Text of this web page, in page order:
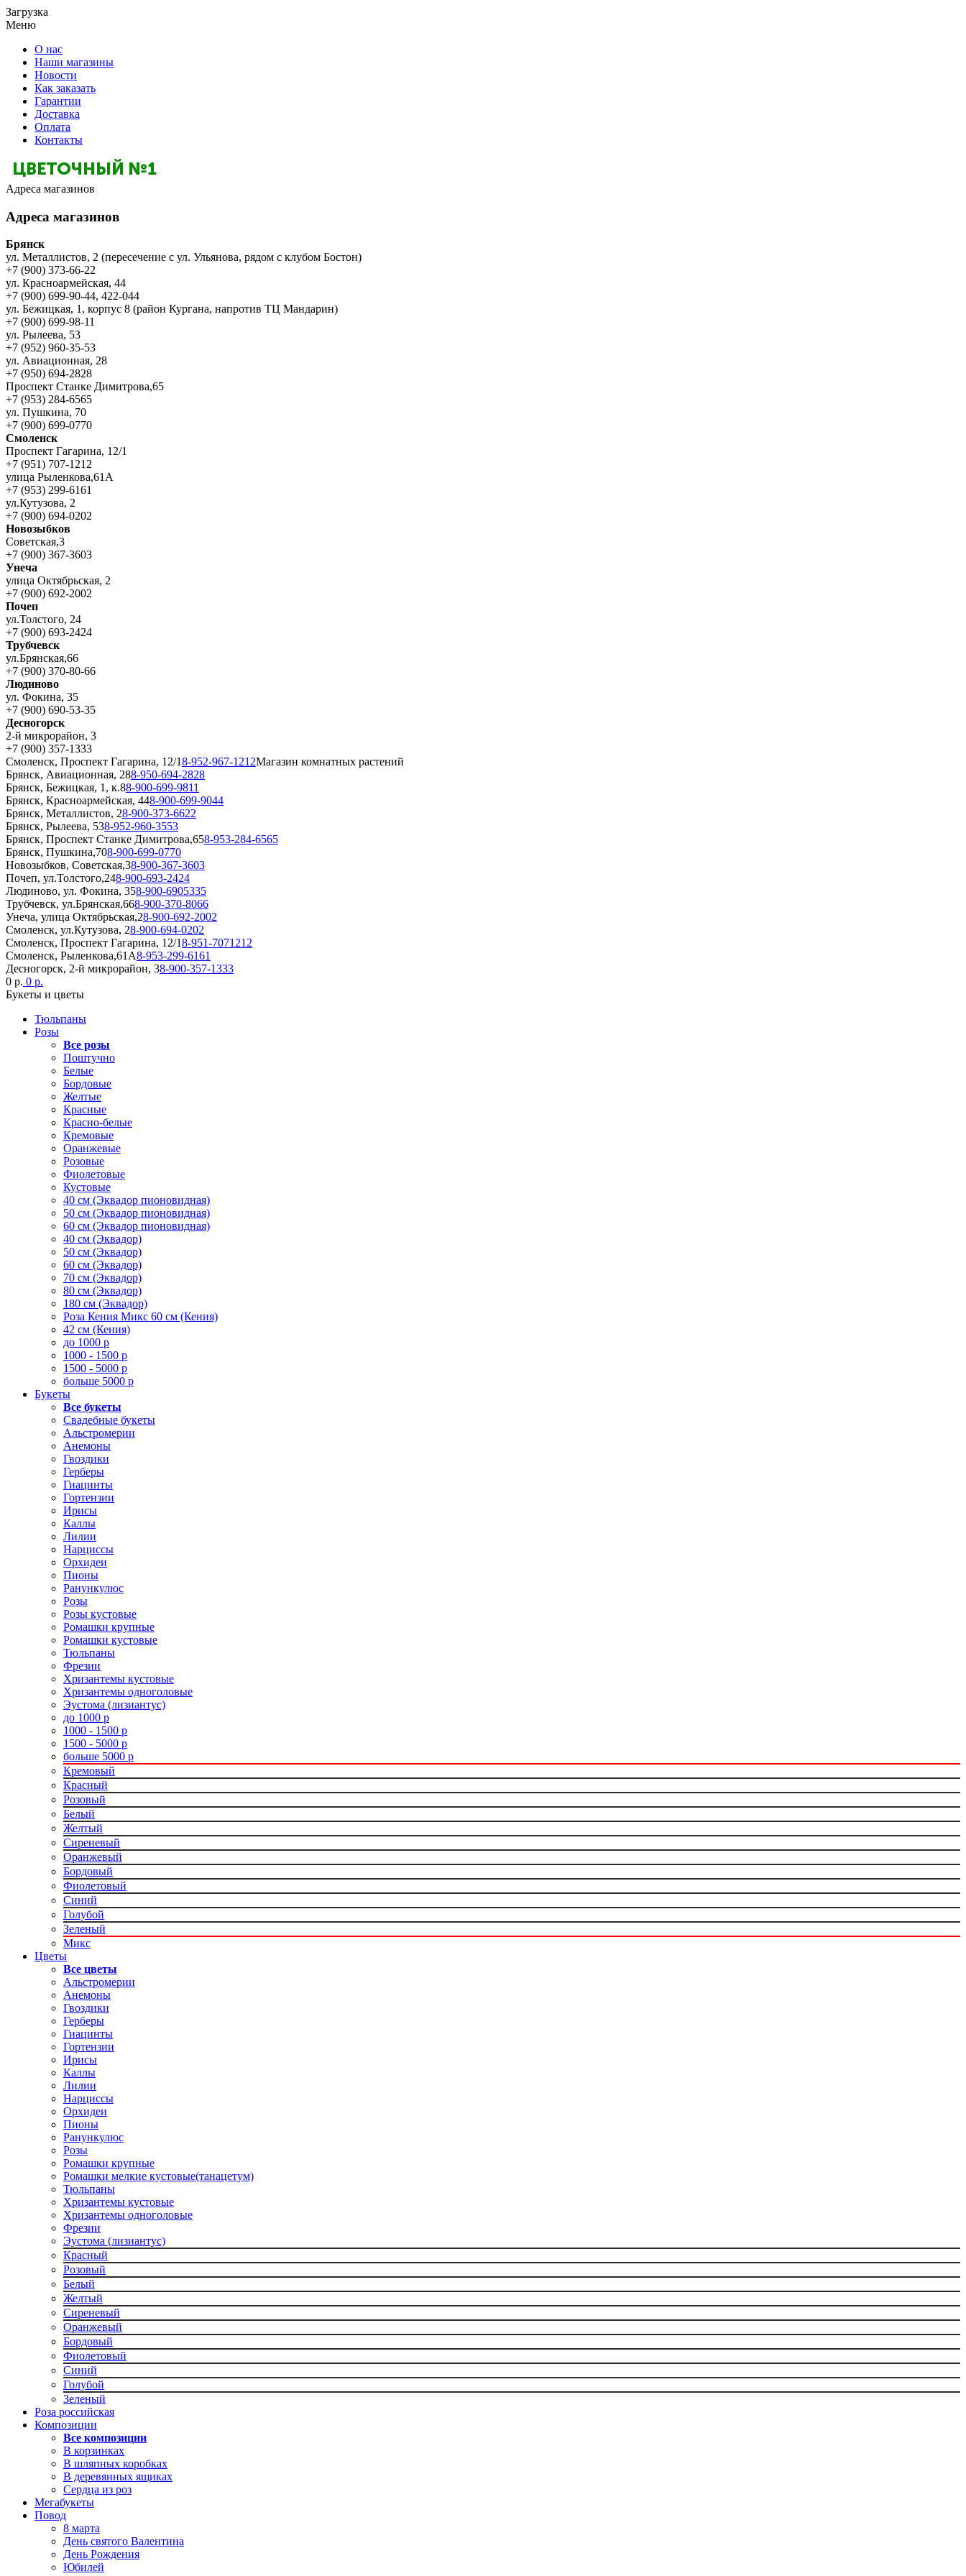
Загрузка
Меню
О нас
Наши магазины
Новости
Как заказать
Гарантии
Доставка
Оплата
Контакты
Адреса магазинов
Адреса магазинов
Брянск
ул. Металлистов, 2 (пересечение с ул. Ульянова, рядом с клубом Бостон)
+7 (900) 373-66-22
ул. Красноармейская, 44
+7 (900) 699-90-44, 422-044
ул. Бежицкая, 1, корпус 8 (район Кургана, напротив ТЦ Мандарин)
+7 (900) 699-98-11
ул. Рылеева, 53
+7 (952) 960-35-53
ул. Авиационная, 28
+7 (950) 694-2828
Проспект Станке Димитрова,65
+7 (953) 284-6565
ул. Пушкина, 70
+7 (900) 699-0770
Смоленск
Проспект Гагарина, 12/1
+7 (951) 707-1212
улица Рыленкова,61А
+7 (953) 299-6161
ул.Кутузова, 2
+7 (900) 694-0202
Новозыбков
Советская,3
+7 (900) 367-3603
Унеча
улица Октябрьская, 2
+7 (900) 692-2002
Почеп
ул.Толстого, 24
+7 (900) 693-2424
Трубчевск
ул.Брянская,66
+7 (900) 370-80-66
Людиново
ул. Фокина, 35
+7 (900) 690-53-35
Десногорск
2-й микрорайон, 3
+7 (900) 357-1333
Смоленск, Проспект Гагарина, 12/18-952-967-1212Магазин комнатных растений
Брянск, Авиационная, 288-950-694-2828
Брянск, Бежицкая, 1, к.88-900-699-9811
Брянск, Красноармейская, 448-900-699-9044
Брянск, Металлистов, 28-900-373-6622
Брянск, Рылеева, 538-952-960-3553
Брянск, Проспект Станке Димитрова,658-953-284-6565
Брянск, Пушкина,708-900-699-0770
Новозыбков, Советская,38-900-367-3603
Почеп, ул.Толстого,248-900-693-2424
Людиново, ул. Фокина, 358-900-6905335
Трубчевск, ул.Брянская,668-900-370-8066
Унеча, улица Октябрьская,28-900-692-2002
Смоленск, ул.Кутузова, 28-900-694-0202
Смоленск, Проспект Гагарина, 12/18-951-7071212
Смоленск, Рыленкова,61А8-953-299-6161
Десногорск, 2-й микрорайон, 38-900-357-1333
0 р. 0 р.
Букеты и цветы
Тюльпаны
Розы
Все розы
Поштучно
Белые
Бордовые
Желтые
Красные
Красно-белые
Кремовые
Оранжевые
Розовые
Фиолетовые
Кустовые
40 см (Эквадор пионовидная)
50 см (Эквадор пионовидная)
60 см (Эквадор пионовидная)
40 см (Эквадор)
50 см (Эквадор)
60 см (Эквадор)
70 см (Эквадор)
80 см (Эквадор)
180 см (Эквадор)
Роза Кения Микс 60 см (Кения)
42 см (Кения)
до 1000 р
1000 - 1500 р
1500 - 5000 р
больше 5000 р
Букеты
Все букеты
Свадебные букеты
Альстромерии
Анемоны
Гвоздики
Герберы
Гиацинты
Гортензии
Ирисы
Каллы
Лилии
Нарциссы
Орхидеи
Пионы
Ранункулюс
Розы
Розы кустовые
Ромашки крупные
Ромашки кустовые
Тюльпаны
Фрезии
Хризантемы кустовые
Хризантемы одноголовые
Эустома (лизиантус)
до 1000 р
1000 - 1500 р
1500 - 5000 р
больше 5000 р
Кремовый
Красный
Розовый
Белый
Желтый
Сиреневый
Оранжевый
Бордовый
Фиолетовый
Синий
Голубой
Зеленый
Микс
Цветы
Все цветы
Альстромерии
Анемоны
Гвоздики
Герберы
Гиацинты
Гортензии
Ирисы
Каллы
Лилии
Нарциссы
Орхидеи
Пионы
Ранункулюс
Розы
Ромашки крупные
Ромашки мелкие кустовые(танацетум)
Тюльпаны
Хризантемы кустовые
Хризантемы одноголовые
Фрезии
Эустома (лизиантус)
Красный
Розовый
Белый
Желтый
Сиреневый
Оранжевый
Бордовый
Фиолетовый
Синий
Голубой
Зеленый
Роза российская
Композиции
Все композиции
В корзинках
В шляпных коробках
В деревянных ящиках
Сердца из роз
Мегабукеты
Повод
8 марта
День святого Валентина
День Рождения
Юбилей